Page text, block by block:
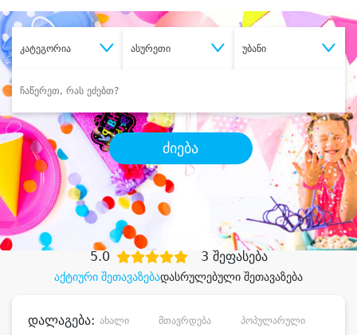
კატეგორია ასურეთი უბანი
ძიება
შეიძინესასურველი მომსახურება
დიდი დანაზოგით
აქტიური შეთავაზებადასრულებული შეთავაზება
5.0 3 შეფასება
დალაგება: ახალი მთავრდება პოპულარული